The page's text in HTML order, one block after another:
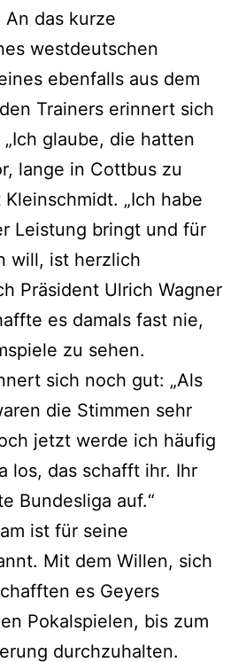
An das kurze
westdeutschen
ebenfalls aus dem
Trainers erinnert sich
glaube, die hatten
lange in Cottbus zu
„Ich habe
Leistung bringt und für
will, ist herzlich
Präsident Ulrich Wagner
es damals fast nie,
zu sehen.
sich noch gut: „Als
die Stimmen sehr
jetzt werde ich häufig
los, das schafft ihr. Ihr
Bundesliga auf.“
ist für seine
Mit dem Willen, sich
es Geyers
Pokalspielen, bis zum
durchzuhalten.